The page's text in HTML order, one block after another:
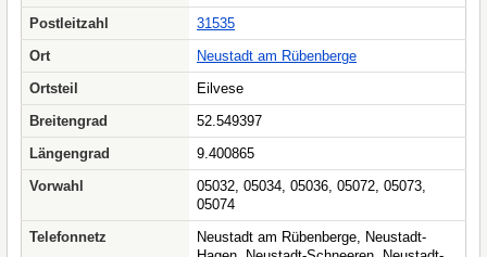
Postleitzahl
31535
Ort
Neustadt am Rübenberge
Ortsteil
Eilvese
Breitengrad
52.549397
Längengrad
9.400865
Vorwahl
05032, 05034, 05036, 05072, 05073,
05074
Telefonnetz
Neustadt am Rübenberge, Neustadt-